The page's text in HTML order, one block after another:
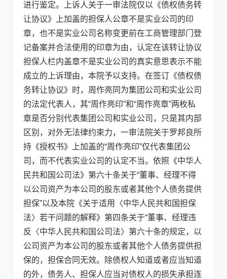
进行鉴定。上诉人关于一审法院仅以《债权债务转
让协议》上加盖的担保人公章不是实业公司的印
章，也不是实业公司名称变更前在工商管理部门登
记备案并合法使用的印章为由，认定在该转让协议
担保人栏内盖章不是实业公司的真实意思表示不能
成立的上诉理由，本院予以支持。在签订《债权债
务转让协议》时，周作亮同为集团公司和实业公司
的法定代表人，其“周作亮印”和“周作亮章”两枚私
章是否分别代表集团公司和实业公司，只是其内部
区别，对外无法律约束力，一审法院关于罗邦良所
持《授权书》上加盖的“周作亮印”仅代表集团公
司，而不代表实业公司的认定不当。依照《中华人
民共和国公司法》第六十条关于“董事、经理不得
以公司资产为本公司的股东或者其他个人债务提供
担保”以及本院《关于适用〈中华人民共和国担保
法〉若干问题的解释》第四条关于“董事、经理违
反〈中华人民共和国公司法〉第六十条的规定，以
公司资产为本公司的股东或者其他个人债务提供担
保的，担保合同无效。除债权人知道或者应当知道
的外，债务人、担保人应当对债权人的损失承担连